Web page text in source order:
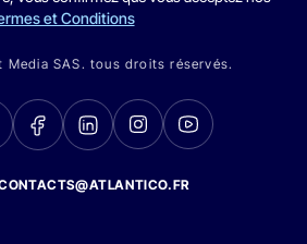
et Conditions
Media SAS. tous droits réservés.